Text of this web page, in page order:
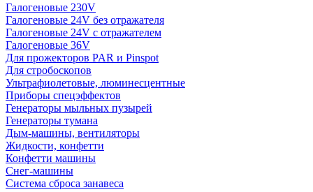
Галогеновые 230V
Галогеновые 24V без отражателя
Галогеновые 24V с отражателем
Галогеновые 36V
Для прожекторов PAR и Pinspot
Для стробоскопов
Ультрафиолетовые, люминесцентные
Приборы спецэффектов
Генераторы мыльных пузырей
Генераторы тумана
Дым-машины, вентиляторы
Жидкости, конфетти
Конфетти машины
Снег-машины
Система сброса занавеса